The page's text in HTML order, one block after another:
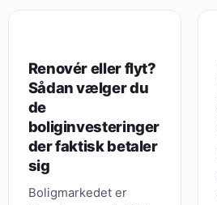
Renovér eller flyt?
Sådan vælger du
de
boliginvesteringer
der faktisk betaler
sig
Boligmarkedet er